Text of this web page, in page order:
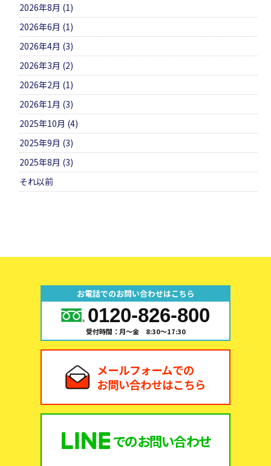
2026年8月 (1)
2026年6月 (1)
2026年4月 (3)
2026年3月 (2)
2026年2月 (1)
2026年1月 (3)
2025年10月 (4)
2025年9月 (3)
2025年8月 (3)
それ以前
お電話でのお問い合わせはこちら
0120-826-800
受付時間：月～金 8:30～17:30
メールフォームでの
お問い合わせはこちら
でのお問い合わせ